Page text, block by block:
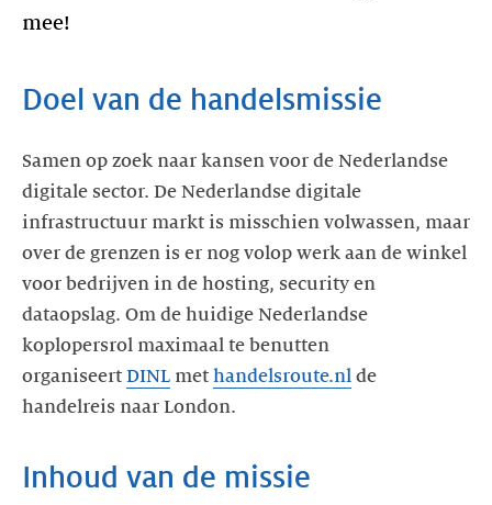
mee!
Doel van de handelsmissie
Samen op zoek naar kansen voor de Nederlandse
digitale sector. De Nederlandse digitale
infrastructuur markt is misschien volwassen, maar
over de grenzen is er nog volop werk aan de winkel
voor bedrijven in de hosting, security en
dataopslag. Om de huidige Nederlandse
koplopersrol maximaal te benutten
organiseert DINL met handelsroute.nl de
handelreis naar London.
Inhoud van de missie